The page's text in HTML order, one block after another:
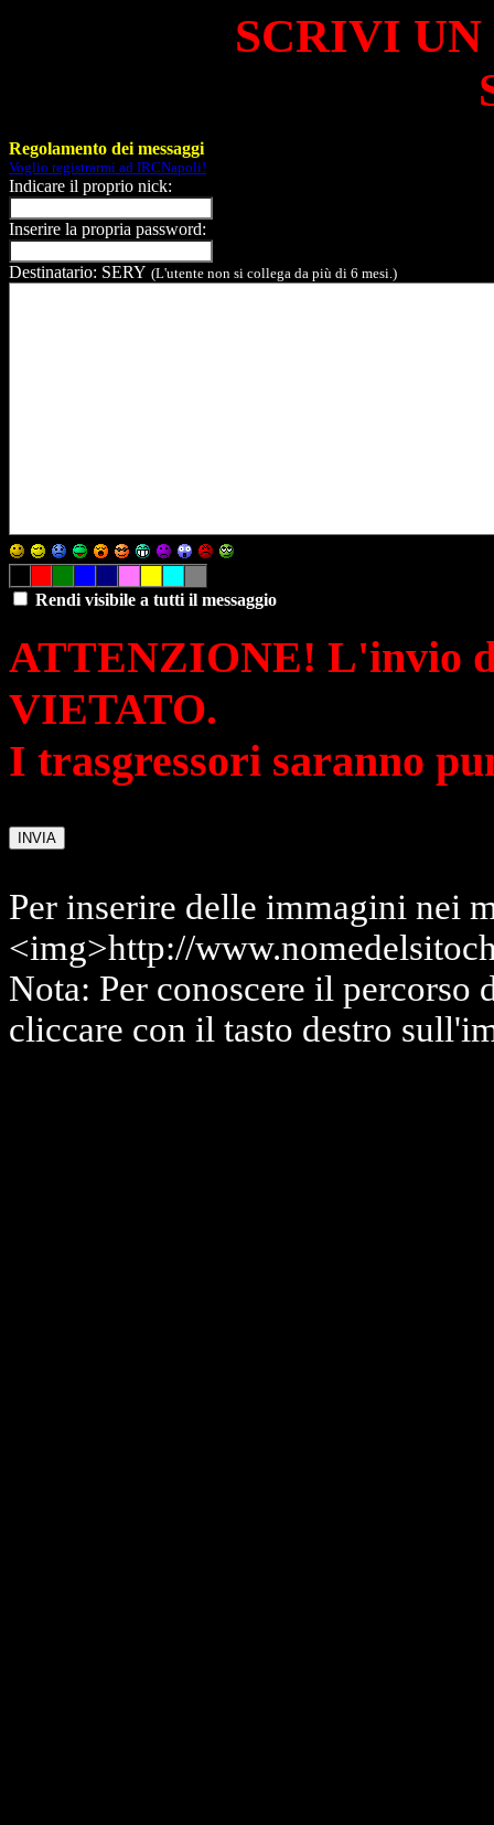
SCRIVI
Regolamento dei messaggi
Voglio registrarmi ad IRCNapoli!
Indicare il proprio nick:
Inserire la propria password:
Destinatario: SERY (L'utente non si collega da più di 6 mesi.)
Rendi visibile a tutti il messaggio
ATTENZIONE! L'invio
VIETATO.
I trasgressori saranno
Per inserire delle immagini nei
<img>http://
Nota: Per conoscere il percorso
cliccare con il tasto destro